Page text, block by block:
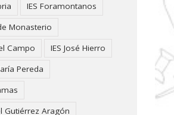
IES Foramontanos
Monasterio
Campo
IES José Hierro
Pereda
Gutiérrez Aragón